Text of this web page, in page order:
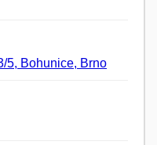
5, Bohunice, Brno